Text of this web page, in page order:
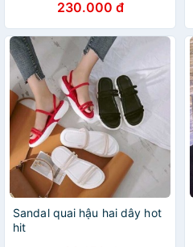
230.000 đ
Sandal quai hậu hai dây hot
hit